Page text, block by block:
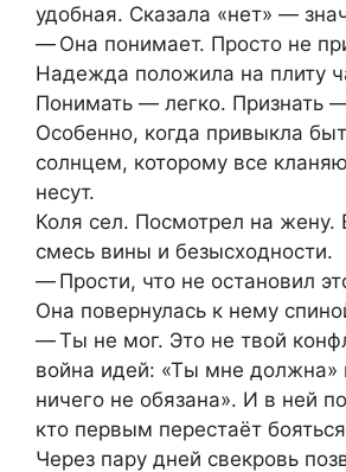
удобная. Сказала «нет» —
— Она понимает. Просто не
Надежда положила на плиту
Понимать — легко. Признать
Особенно, когда привыкла
солнцем, которому все
несут.
Коля сел. Посмотрел на жену.
смесь вины и безысходности.
— Прости, что не остановил
Она повернулась к нему
— Ты не мог. Это не твой
война идей: «Ты мне должна»
ничего не обязана». И в ней
кто первым перестаёт
Через пару дней свекровь